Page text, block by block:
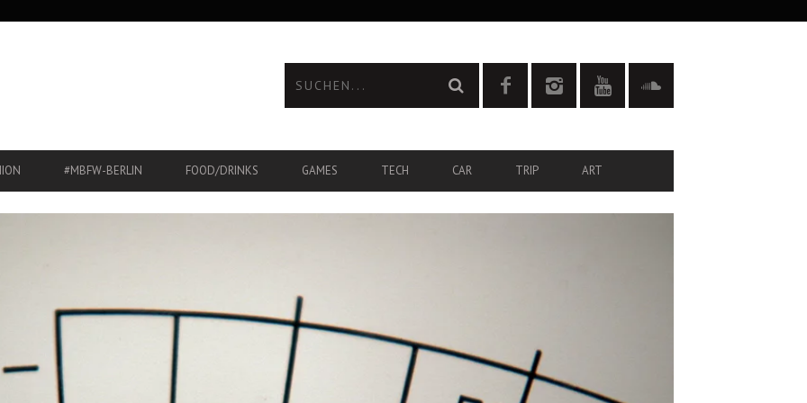
#MBFW-BERLIN FOOD/DRINKS GAMES TECH CAR TRIP ART